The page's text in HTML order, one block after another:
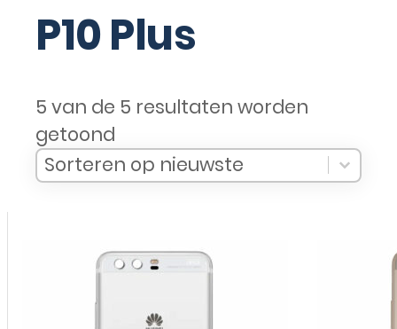
P10 Plus
5 van de 5 resultaten worden
getoond
Sort Products
Sort content
Sorteren op nieuwste
Sort content